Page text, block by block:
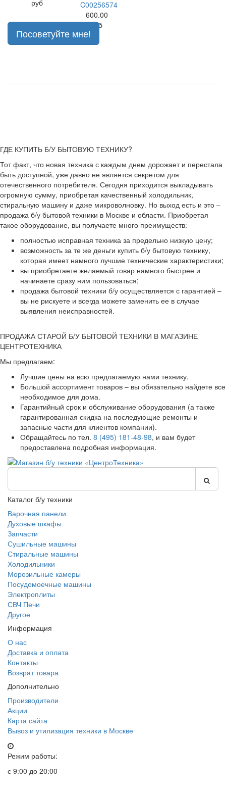
руб
C00256574
600.00
руб
Посоветуйте мне!
ГДЕ КУПИТЬ Б/У БЫТОВУЮ ТЕХНИКУ?
Тот факт, что новая техника с каждым днем дорожает и перестала
быть доступной, уже давно не является секретом для
отечественного потребителя. Сегодня приходится выкладывать
огромную сумму, приобретая качественный холодильник,
стиральную машину и даже микроволновку. Но выход есть и это –
продажа б/у бытовой техники в Москве и области. Приобретая
такое оборудование, вы получаете много преимуществ:
полностью исправная техника за предельно низкую цену;
возможность за те же деньги купить б/у бытовую технику,
которая имеет намного лучшие технические характеристики;
вы приобретаете желаемый товар намного быстрее и
начинаете сразу ним пользоваться;
продажа бытовой техники б/у осуществляется с гарантией –
вы не рискуете и всегда можете заменить ее в случае
выявления неисправностей.
ПРОДАЖА СТАРОЙ Б/У БЫТОВОЙ ТЕХНИКИ В МАГАЗИНЕ
ЦЕНТРОТЕХНИКА
Мы предлагаем:
Лучшие цены на всю предлагаемую нами технику.
Большой ассортимент товаров – вы обязательно найдете все
необходимое для дома.
Гарантийный срок и обслуживание оборудования (а также
гарантированная скидка на последующие ремонты и
запасные части для клиентов компании).
Обращайтесь по тел. 8 (495) 181-48-98, и вам будет
предоставлена подробная информация.
Каталог б/у техники
Варочная панели
Духовые шкафы
Запчасти
Сушильные машины
Стиральные машины
Холодильники
Морозильные камеры
Посудомоечные машины
Электроплиты
СВЧ Печи
Другое
Информация
О нас
Доставка и оплата
Контакты
Возврат товара
Дополнительно
Производители
Акции
Карта сайта
Вывоз и утилизация техники в Москве
Режим работы:
с 9:00 до 20:00